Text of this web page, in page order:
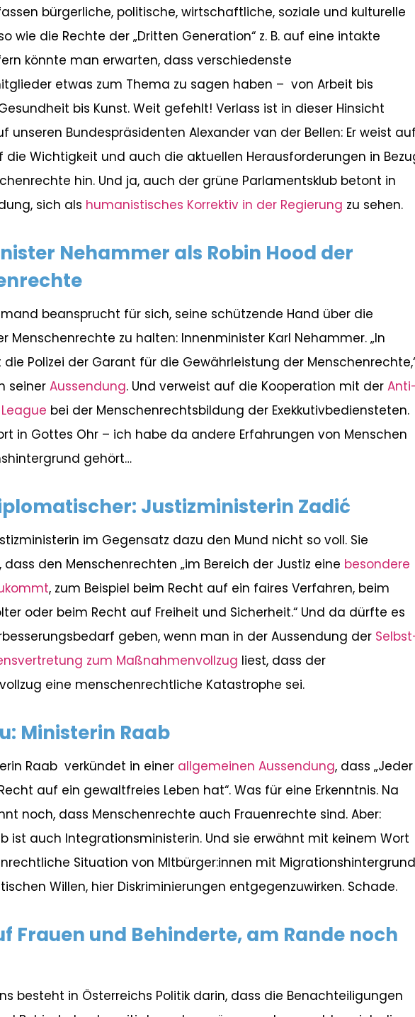
bürgerliche, politische, wirtschaftliche, soziale und kulturelle
wie die Rechte der „Dritten Generation“ z. B. auf eine intakte
könnte man erwarten, dass verschiedenste
etwas zum Thema zu sagen haben – von Arbeit bis
bis Kunst. Weit gefehlt! Verlass ist in dieser Hinsicht
unseren Bundespräsidenten Alexander van der Bellen: Er weist auf
Wichtigkeit und auch die aktuellen Herausforderungen in
hin. Und ja, auch der grüne Parlamentsklub betont in
sich als humanistisches Korrektiv in der Regierung zu sehen.
Nehammer als Robin Hood der
beansprucht für sich, seine schützende Hand über die
Menschenrechte zu halten: Innenminister Karl Nehammer. „In
die Polizei der Garant für die Gewährleistung der
seiner Aussendung. Und verweist auf die Kooperation mit der
bei der Menschenrechtsbildung der Exekkutivbediensteten.
in Gottes Ohr – ich habe da andere Erfahrungen von Menschen
gehört…
Justizministerin Zadić
im Gegensatz dazu den Mund nicht so voll. Sie
den Menschenrechten „im Bereich der Justiz eine besondere
, zum Beispiel beim Recht auf ein faires Verfahren, beim
oder beim Recht auf Freiheit und Sicherheit.“ Und da dürfte es
geben, wenn man in der Aussendung der
zum Maßnahmenvollzug liest, dass der
eine menschenrechtliche Katastrophe sei.
Ministerin Raab
Raab verkündet in einer allgemeinen Aussendung, dass „Jeder
auf ein gewaltfreies Leben hat“. Was für eine Erkenntnis. Na
noch, dass Menschenrechte auch Frauenrechte sind. Aber:
ist auch Integrationsministerin. Und sie erwähnt mit keinem Wort
Situation von MItbürger:innen mit Migrationshintergrund
Willen, hier Diskriminierungen entgegenzuwirken. Schade.
Frauen und Behinderte, am Rande noch
besteht in Österreichs Politik darin, dass die Benachteiligungen